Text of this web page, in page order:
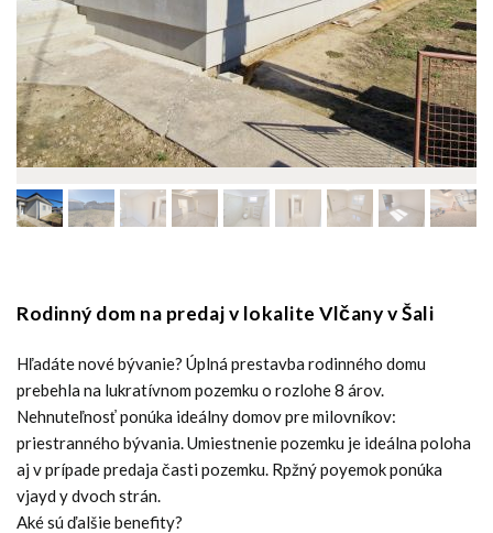
Rodinný dom na predaj v lokalite Vlčany v Šali
Hľadáte nové bývanie? Úplná prestavba rodinného domu
prebehla na lukratívnom pozemku o rozlohe 8 árov.
Nehnuteľnosť ponúka ideálny domov pre milovníkov:
priestranného bývania. Umiestnenie pozemku je ideálna poloha
aj v prípade predaja časti pozemku. Rpžný poyemok ponúka
vjayd y dvoch strán.
Aké sú ďalšie benefity?